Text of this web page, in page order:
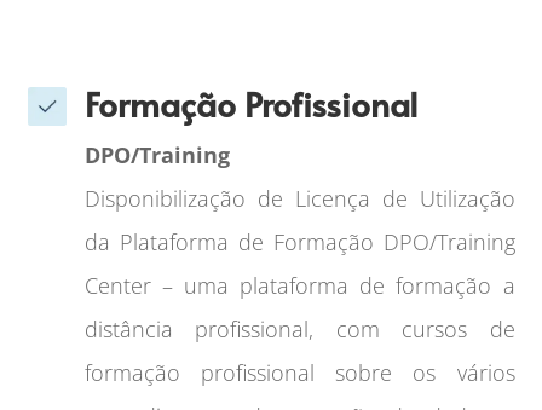
Formação Profissional
DPO/Training
Disponibilização de Licença de Utilização
da Plataforma de Formação DPO/Training
Center – uma plataforma de formação a
distância profissional, com cursos de
formação profissional sobre os vários